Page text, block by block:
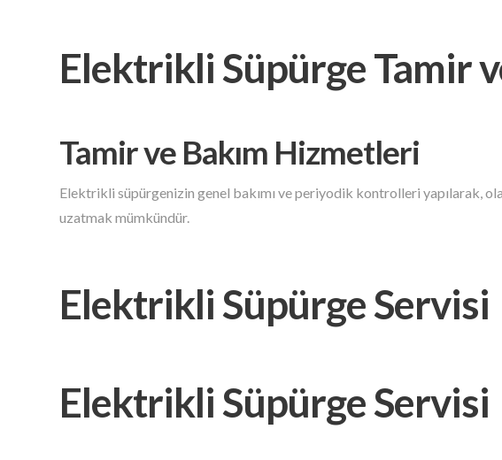
Elektrikli Süpürge Tamir
Tamir ve Bakım Hizmetleri
Elektrikli süpürgenizin genel bakımı ve periyodik kontrolleri yapılarak,
uzatmak mümkündür.
Elektrikli Süpürge Servisi
Elektrikli Süpürge Servisi